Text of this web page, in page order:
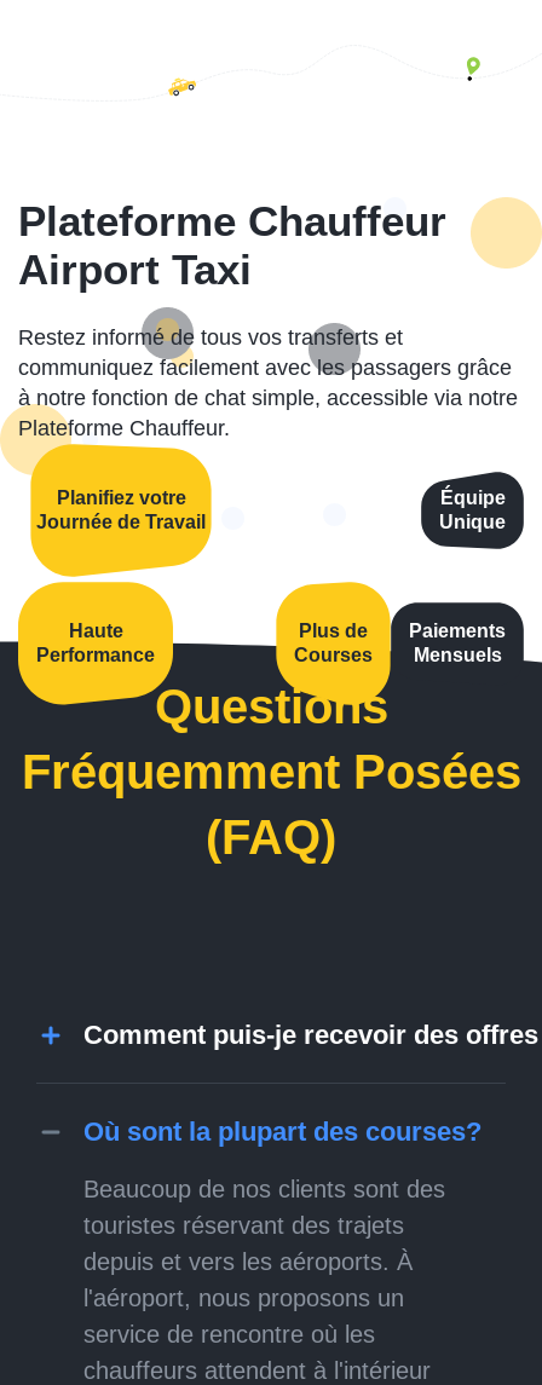
Plateforme Chauffeur
Airport Taxi
Restez informé de tous vos transferts et
communiquez facilement avec les passagers grâce
à notre fonction de chat simple, accessible via notre
Plateforme Chauffeur.
Planifiez votre
Journée de Travail
Équipe
Unique
Paiements
Mensuels
Haute
Performance
Plus de
Courses
Questions
Fréquemment Posées
(FAQ)
Comment puis-je recevoir des
Où sont la plupart des courses?
Beaucoup de nos clients sont des
touristes réservant des trajets
depuis et vers les aéroports. À
l'aéroport, nous proposons un
service de rencontre où les
chauffeurs attendent à l'intérieur